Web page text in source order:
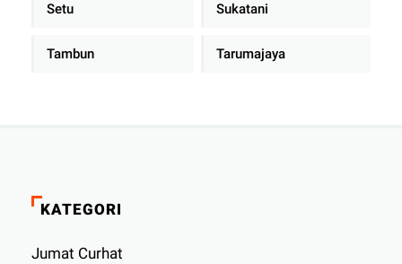
Setu Sukatani
Tambun Tarumajaya
KATEGORI
Jumat Curhat